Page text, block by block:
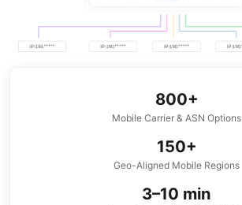
800+
Mobile Carrier & ASN Options
150+
Geo-Aligned Mobile Regions
3–10 min